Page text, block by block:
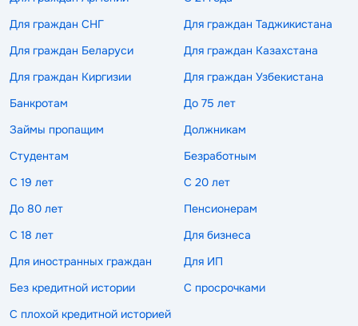
Для граждан СНГ
Для граждан Таджикистана
Для граждан Беларуси
Для граждан Казахстана
Для граждан Киргизии
Для граждан Узбекистана
Банкротам
До 75 лет
Займы пропащим
Должникам
Студентам
Безработным
С 19 лет
С 20 лет
До 80 лет
Пенсионерам
С 18 лет
Для бизнеса
Для иностранных граждан
Для ИП
Без кредитной истории
С просрочками
С плохой кредитной историей